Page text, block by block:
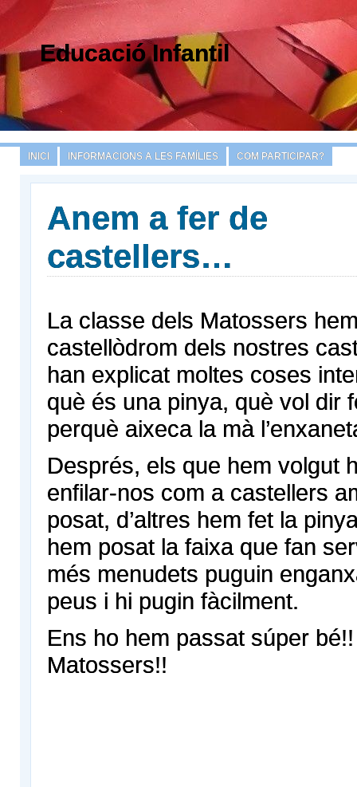
Educació Infantil
INICI INFORMACIONS A LES FAMÍLIES COM PARTICIPAR?
Anem a fer de
castellers…
La classe dels Matossers
castellòdrom dels nostres
han explicat moltes coses
què és una pinya, què vol dir
perquè aixeca la mà
Després, els que hem volgut
enfilar-nos com a castellers
posat, d’altres hem fet la
hem posat la faixa que fan
més menudets puguin
peus i hi pugin fàcilment.
Ens ho hem passat súper
Matossers!!